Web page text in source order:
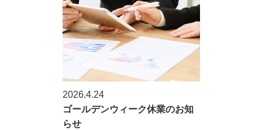
2026.4.24
ゴールデンウィーク休業のお知
らせ